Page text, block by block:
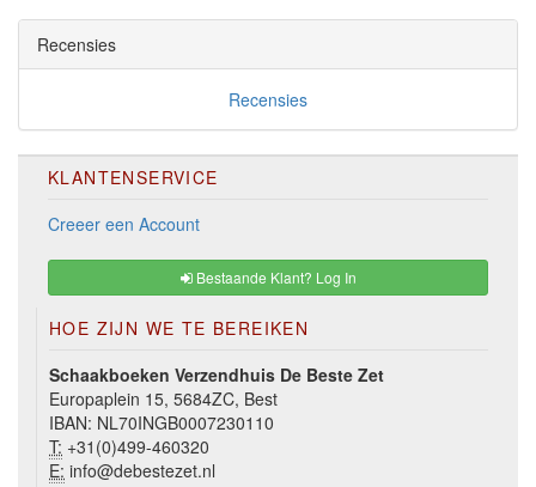
Recensies
Recensies
KLANTENSERVICE
Creeer een Account
Bestaande Klant? Log In
HOE ZIJN WE TE BEREIKEN
Schaakboeken Verzendhuis De Beste Zet
Europaplein 15, 5684ZC, Best
IBAN: NL70INGB0007230110
T: +31(0)499-460320
E: info@debestezet.nl